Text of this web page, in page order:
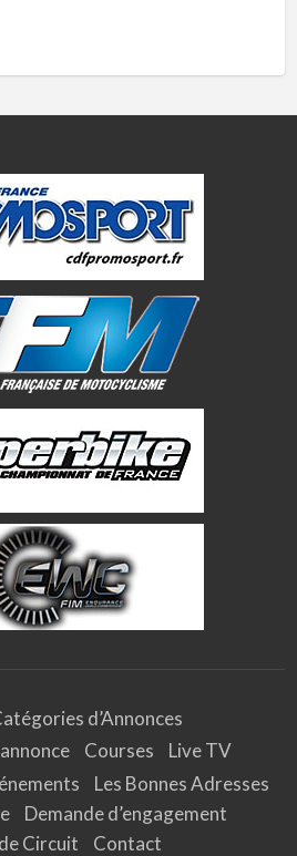
d’Annonces
Courses
Live TV
Les Bonnes Adresses
Demande d’engagement
Circuit
Contact